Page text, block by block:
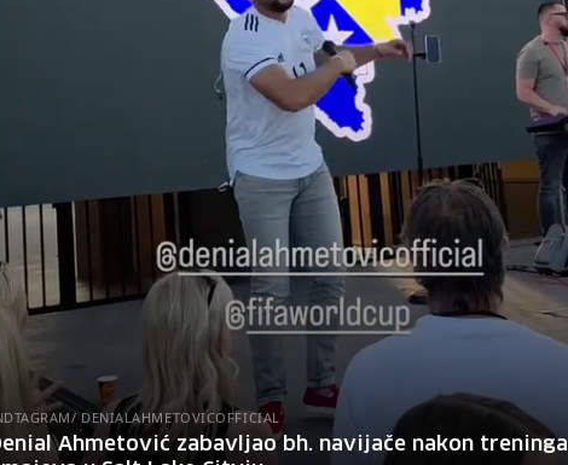
DENIALAHMETOVICOFFICIAL
Ahmetović zabavljao bh. navijače nakon treninga